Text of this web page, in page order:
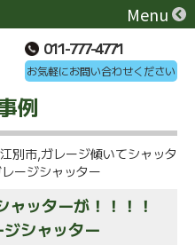
Menu
011-777-4771
お気軽にお問い合わせください
例
江別市,ガレージ傾いてシャッタ
ージシャッター
ッターが！！！！
シャッター